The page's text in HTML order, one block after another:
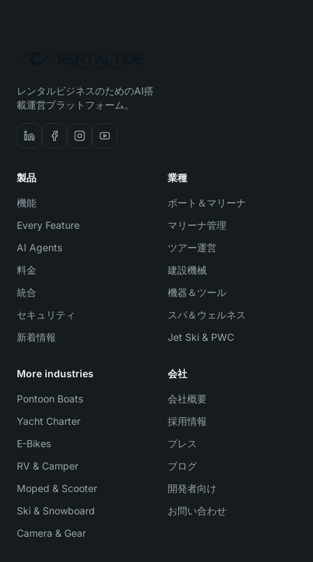
レンタルビジネスのためのAI搭
載運営プラットフォーム。
製品
機能
Every Feature
AI Agents
料金
統合
セキュリティ
新着情報
業種
ボート＆マリーナ
マリーナ管理
ツアー運営
建設機械
機器＆ツール
スパ＆ウェルネス
Jet Ski & PWC
More industries
Pontoon Boats
Yacht Charter
E-Bikes
RV & Camper
Moped & Scooter
Ski & Snowboard
Camera & Gear
会社
会社概要
採用情報
プレス
ブログ
開発者向け
お問い合わせ